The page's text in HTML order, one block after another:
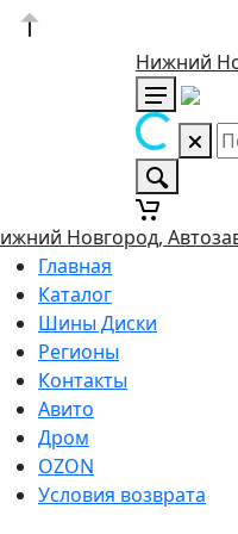
Нижний
Новгород,
Главная
Каталог
Шины Диски
Регионы
Контакты
Авито
Дром
OZON
Условия возврата